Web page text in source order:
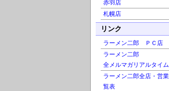
赤羽店
札幌店
リンク
ラーメン二郎 ＰＣ店
ラーメン二郎
全メルマガリアルタイム
ラーメン二郎全店・営
覧表